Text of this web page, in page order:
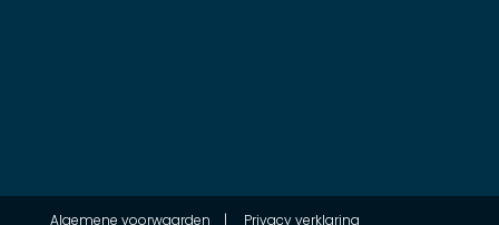
Algemene voorwaarden | Privacy verklaring